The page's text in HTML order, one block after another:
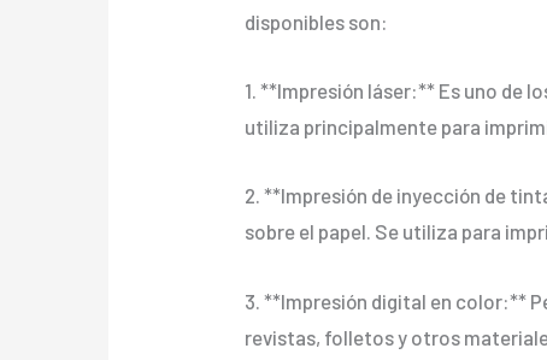
disponibles son:
1. **Impresión láser:** Es uno de
utiliza principalmente para
2. **Impresión de inyección de
sobre el papel. Se utiliza para
3. **Impresión digital en color:**
revistas, folletos y otros